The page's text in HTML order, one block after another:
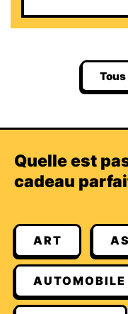
Tous
Quelle est
cadeau
ART
AUTOMOBILE